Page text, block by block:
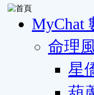
MyChat
命理
星